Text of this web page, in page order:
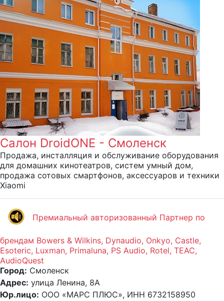
Салон DroidONE - Смоленск
Продажа, инсталляция и обслуживание оборудования
для домашних кинотеатров, систем умный дом,
продажа сотовых смартфонов, аксессуаров и техники
Xiaomi
Премиальный авторизованный Партнер по
брендам Bowers & Wilkins, Dynaudio, Onkyo, Castle,
Esoteric, Luxman, Primaluna, PS Audio, Rotel, TEAC,
AudioQuest
Город: Смоленск
Адрес: улица Ленина, 8А
Юр.лицо: ООО «МАРС ПЛЮС», ИНН 6732158950